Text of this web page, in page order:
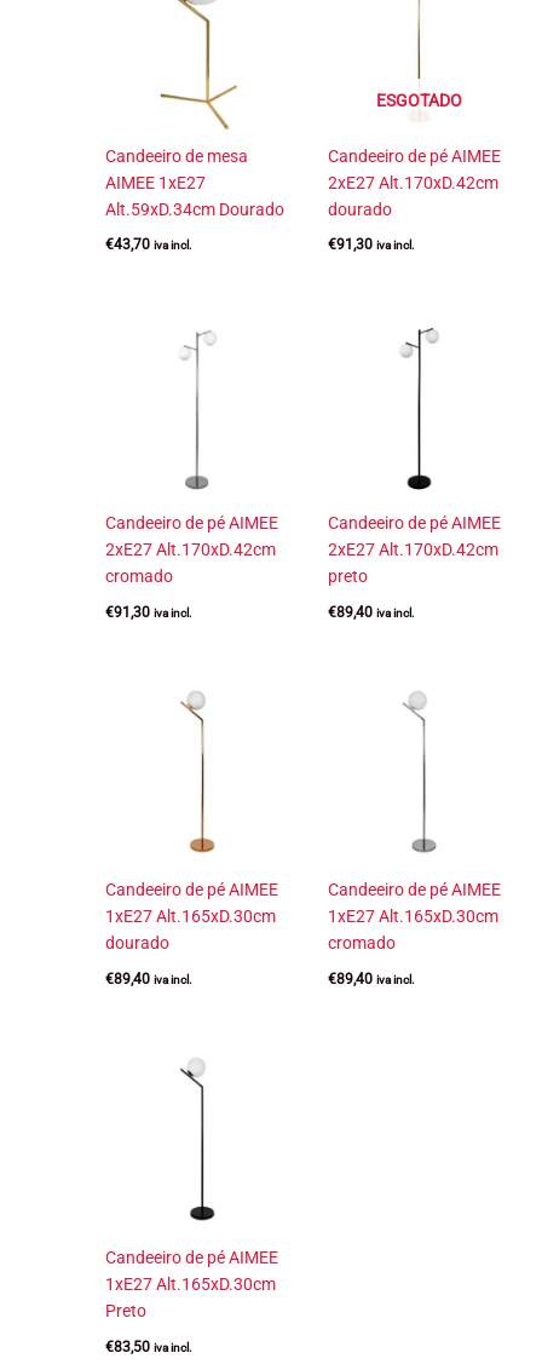
Candeeiro de mesa
AIMEE 1xE27
Alt.59xD.34cm Dourado
€43,70 iva incl.
ESGOTADO
Candeeiro de pé AIMEE
2xE27 Alt.170xD.42cm
dourado
€91,30 iva incl.
Candeeiro de pé AIMEE
2xE27 Alt.170xD.42cm
cromado
€91,30 iva incl.
Candeeiro de pé AIMEE
2xE27 Alt.170xD.42cm
preto
€89,40 iva incl.
Candeeiro de pé AIMEE
1xE27 Alt.165xD.30cm
dourado
€89,40 iva incl.
Candeeiro de pé AIMEE
1xE27 Alt.165xD.30cm
cromado
€89,40 iva incl.
Candeeiro de pé AIMEE
1xE27 Alt.165xD.30cm
Preto
€83,50 iva incl.